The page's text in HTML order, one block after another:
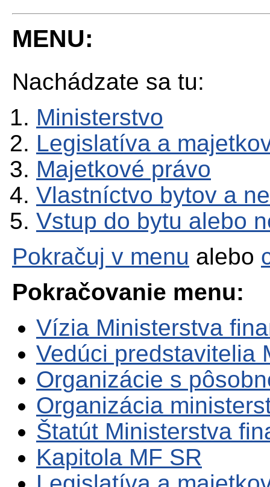
MENU:
Nachádzate sa tu:
Ministerstvo
Legislatíva a
Majetkové právo
Vlastníctvo bytov a
Vstup do bytu alebo
Pokračuj v menu alebo
Pokračovanie menu:
Vízia Ministerstva
Vedúci predstavitelia
Organizácie s
Organizácia
Štatút Ministerstva
Kapitola MF SR